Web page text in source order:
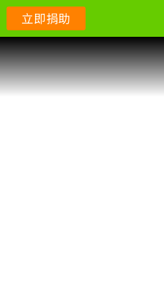
立即捐助